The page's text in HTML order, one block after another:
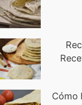
Cómo